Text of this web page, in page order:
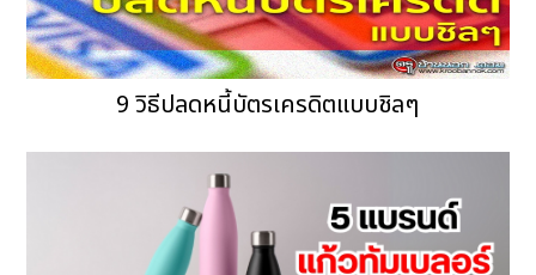
9 วิธีปลดหนี้บัตรเครดิตแบบชิลๆ